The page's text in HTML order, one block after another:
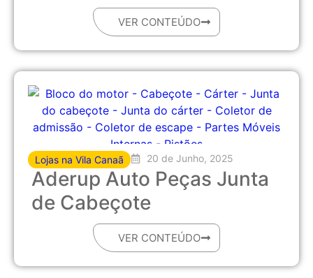
VER CONTEÚDO
Lojas na Vila Canaã 20 de Junho, 2025
Aderup Auto Peças Junta
de Cabeçote
VER CONTEÚDO